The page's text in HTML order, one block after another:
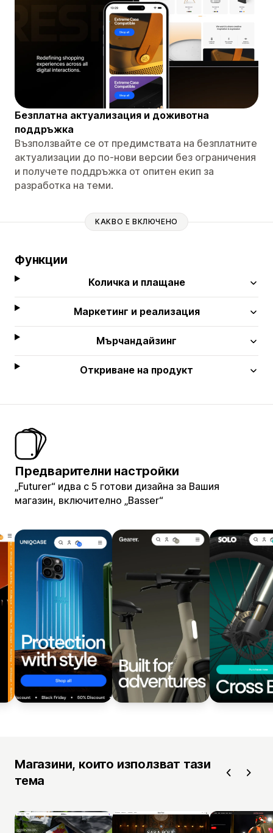
Безплатна актуализация и доживотна
поддръжка
Възползвайте се от предимствата на безплатните
актуализации до по-нови версии без ограничения
и получете поддръжка от опитен екип за
разработка на теми.
КАКВО Е ВКЛЮЧЕНО
Функции
Количка и плащане
Маркетинг и реализация
Мърчандайзинг
Откриване на продукт
Предварителни настройки
„Futurer“ идва с 5 готови дизайна за Вашия
магазин, включително „Basser“
Магазини, които използват тази
тема